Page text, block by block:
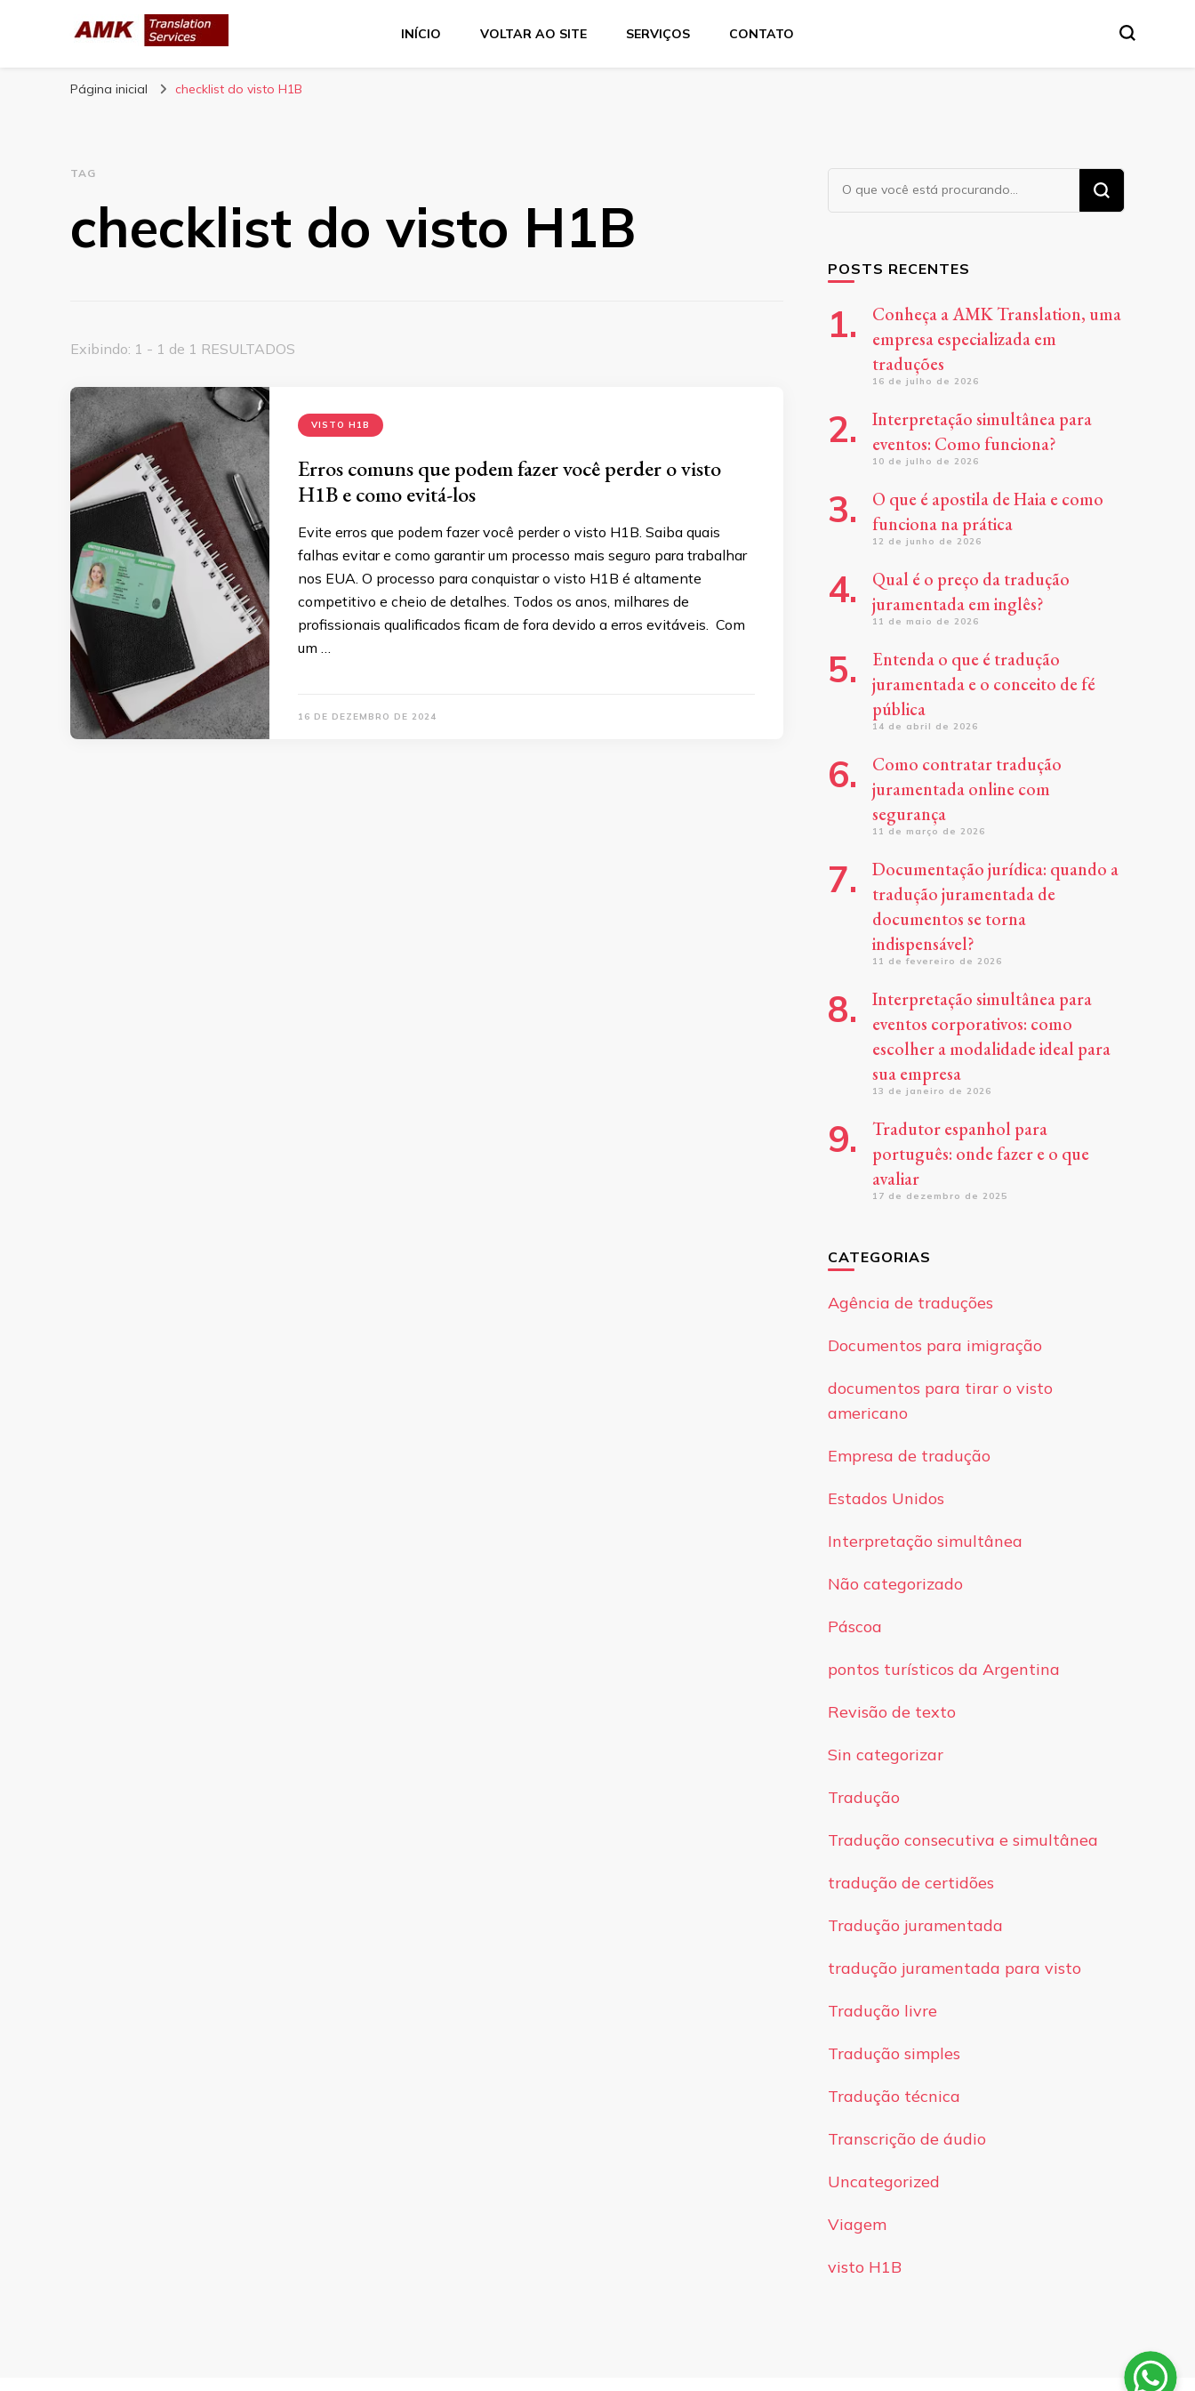
AMK Translation Services
INÍCIO VOLTAR AO SITE SERVIÇOS CONTATO
Página inicial checklist do visto H1B
TAG
checklist do visto H1B
Exibindo: 1 - 1 de 1 RESULTADOS
VISTO H1B
Erros comuns que podem fazer você perder o visto
H1B e como evitá-los
Evite erros que podem fazer você perder o visto H1B. Saiba quais
falhas evitar e como garantir um processo mais seguro para trabalhar
nos EUA. O processo para conquistar o visto H1B é altamente
competitivo e cheio de detalhes. Todos os anos, milhares de
profissionais qualificados ficam de fora devido a erros evitáveis. Com
um …
16 DE DEZEMBRO DE 2024
Procurando
algo?
POSTS RECENTES
Conheça a AMK Translation, uma
empresa especializada em
traduções
16 de julho de 2026
Interpretação simultânea para
eventos: Como funciona?
10 de julho de 2026
O que é apostila de Haia e como
funciona na prática
12 de junho de 2026
Qual é o preço da tradução
juramentada em inglês?
11 de maio de 2026
Entenda o que é tradução
juramentada e o conceito de fé
pública
14 de abril de 2026
Como contratar tradução
juramentada online com
segurança
11 de março de 2026
Documentação jurídica: quando a
tradução juramentada de
documentos se torna
indispensável?
11 de fevereiro de 2026
Interpretação simultânea para
eventos corporativos: como
escolher a modalidade ideal para
sua empresa
13 de janeiro de 2026
Tradutor espanhol para
português: onde fazer e o que
avaliar
17 de dezembro de 2025
CATEGORIAS
Agência de traduções
Documentos para imigração
documentos para tirar o visto
americano
Empresa de tradução
Estados Unidos
Interpretação simultânea
Não categorizado
Páscoa
pontos turísticos da Argentina
Revisão de texto
Sin categorizar
Tradução
Tradução consecutiva e simultânea
tradução de certidões
Tradução juramentada
tradução juramentada para visto
Tradução livre
Tradução simples
Tradução técnica
Transcrição de áudio
Uncategorized
Viagem
visto H1B